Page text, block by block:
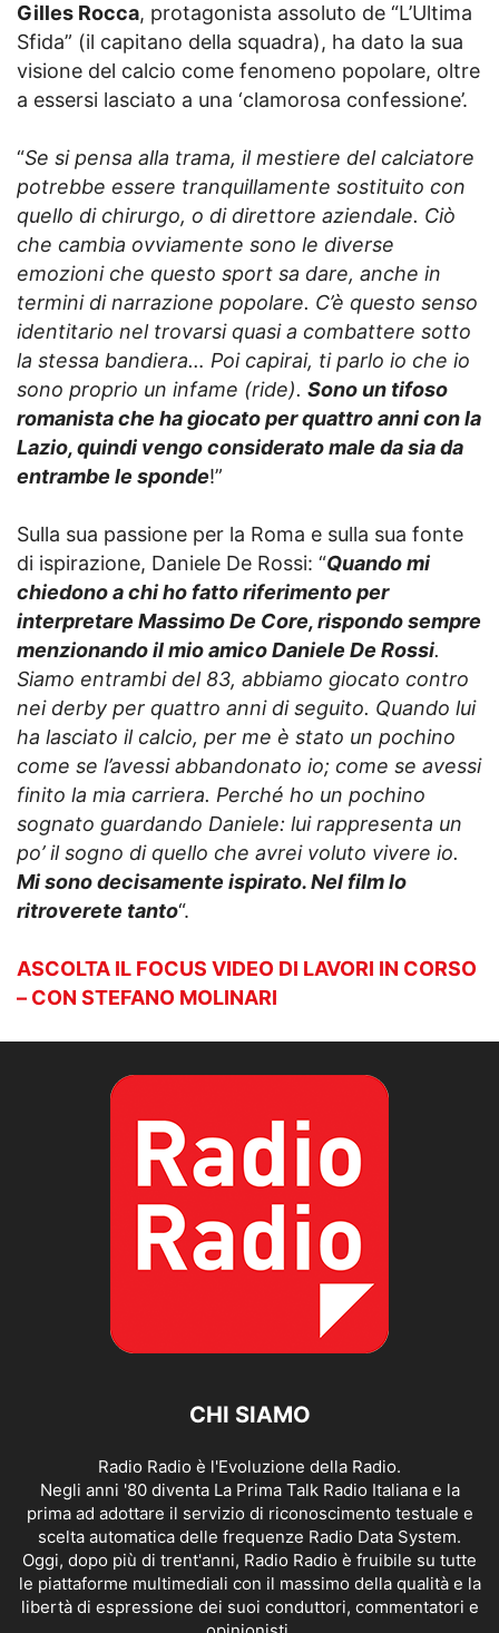
Gilles Rocca, protagonista assoluto de “L’Ultima
Sfida” (il capitano della squadra), ha dato la sua
visione del calcio come fenomeno popolare, oltre
a essersi lasciato a una ‘clamorosa confessione’.
“Se si pensa alla trama, il mestiere del calciatore
potrebbe essere tranquillamente sostituito con
quello di chirurgo, o di direttore aziendale. Ciò
che cambia ovviamente sono le diverse
emozioni che questo sport sa dare, anche in
termini di narrazione popolare. C’è questo senso
identitario nel trovarsi quasi a combattere sotto
la stessa bandiera… Poi capirai, ti parlo io che io
sono proprio un infame (ride). Sono un tifoso
romanista che ha giocato per quattro anni con la
Lazio, quindi vengo considerato male da sia da
entrambe le sponde!”
Sulla sua passione per la Roma e sulla sua fonte
di ispirazione, Daniele De Rossi: “Quando mi
chiedono a chi ho fatto riferimento per
interpretare Massimo De Core, rispondo sempre
menzionando il mio amico Daniele De Rossi.
Siamo entrambi del 83, abbiamo giocato contro
nei derby per quattro anni di seguito. Quando lui
ha lasciato il calcio, per me è stato un pochino
come se l’avessi abbandonato io; come se avessi
finito la mia carriera. Perché ho un pochino
sognato guardando Daniele: lui rappresenta un
po’ il sogno di quello che avrei voluto vivere io.
Mi sono decisamente ispirato. Nel film lo
ritroverete tanto“.
ASCOLTA IL FOCUS VIDEO DI LAVORI IN CORSO
– CON STEFANO MOLINARI
CHI SIAMO
Radio Radio è l'Evoluzione della Radio.
Negli anni '80 diventa La Prima Talk Radio Italiana e la
prima ad adottare il servizio di riconoscimento testuale e
scelta automatica delle frequenze Radio Data System.
Oggi, dopo più di trent'anni, Radio Radio è fruibile su tutte
le piattaforme multimediali con il massimo della qualità e la
libertà di espressione dei suoi conduttori, commentatori e